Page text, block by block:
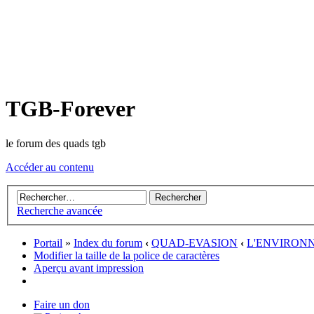
TGB-Forever
le forum des quads tgb
Accéder au contenu
Recherche avancée
Portail » Index du forum ‹ QUAD-EVASION ‹
Modifier la taille de la police de caractères
Aperçu avant impression
Faire un don